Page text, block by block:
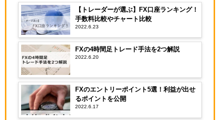
【トレーダーが選ぶ】FX口座ランキング！
手数料比較やチャート比較
2022.6.23
FXの4時間足トレード手法を2つ解説
2022.6.20
FXのエントリーポイント5選！利益が出せ
るポイントを公開
2022.6.17